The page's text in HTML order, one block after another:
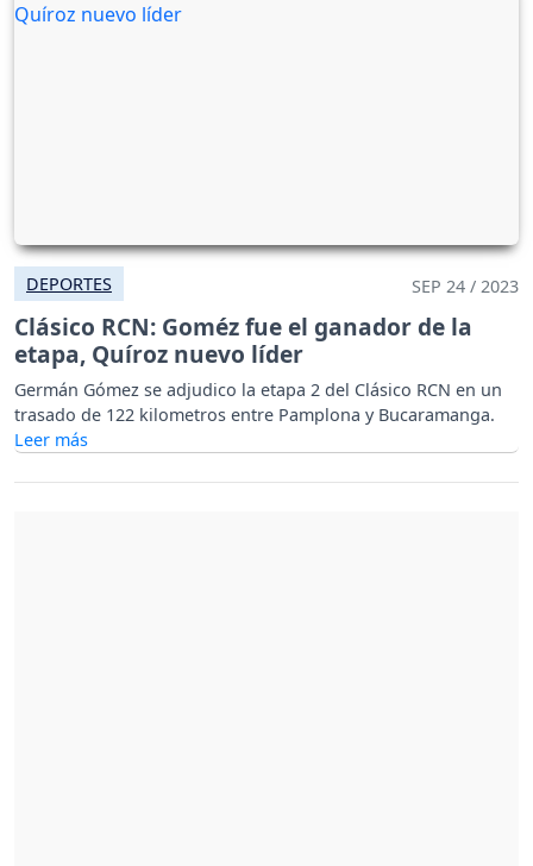
DEPORTES SEP 24 / 2023
Clásico RCN: Goméz fue el ganador de la
etapa, Quíroz nuevo líder
Germán Gómez se adjudico la etapa 2 del Clásico RCN en un
trasado de 122 kilometros entre Pamplona y Bucaramanga.